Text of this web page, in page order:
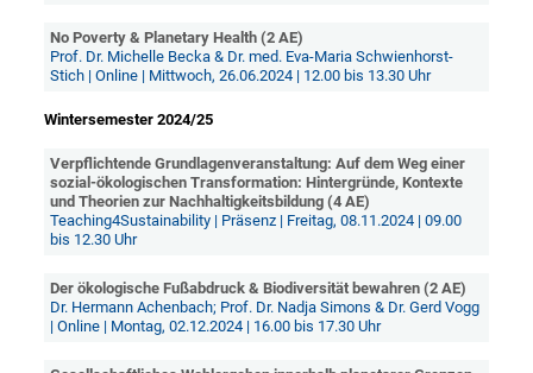
No Poverty & Planetary Health (2 AE)
Prof. Dr. Michelle Becka & Dr. med. Eva-Maria Schwienhorst-
Stich | Online | Mittwoch, 26.06.2024 | 12.00 bis 13.30 Uhr
Wintersemester 2024/25
Verpflichtende Grundlagenveranstaltung: Auf dem Weg einer
sozial-ökologischen Transformation: Hintergründe, Kontexte
und Theorien zur Nachhaltigkeitsbildung (4 AE)
Teaching4Sustainability | Präsenz | Freitag, 08.11.2024 | 09.00
bis 12.30 Uhr
Der ökologische Fußabdruck & Biodiversität bewahren (2 AE)
Dr. Hermann Achenbach; Prof. Dr. Nadja Simons & Dr. Gerd Vogg
| Online | Montag, 02.12.2024 | 16.00 bis 17.30 Uhr